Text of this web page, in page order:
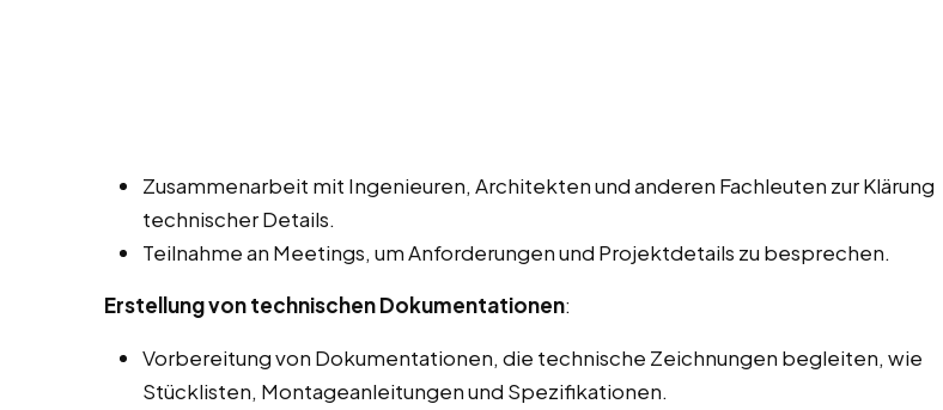
Zusammenarbeit mit Ingenieuren, Architekten und anderen Fachleuten zur Klärung
technischer Details.
Teilnahme an Meetings, um Anforderungen und Projektdetails zu besprechen.
Erstellung von technischen Dokumentationen:
Vorbereitung von Dokumentationen, die technische Zeichnungen begleiten, wie
Stücklisten, Montageanleitungen und Spezifikationen.